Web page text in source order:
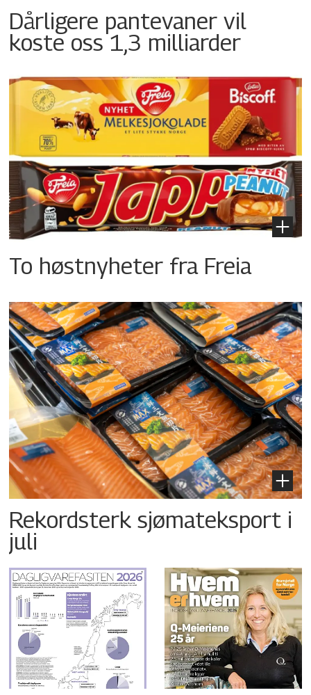
Dårligere pantevaner vil
koste oss 1,3 milliarder
To høstnyheter fra Freia
Rekordsterk sjømateksport i
juli